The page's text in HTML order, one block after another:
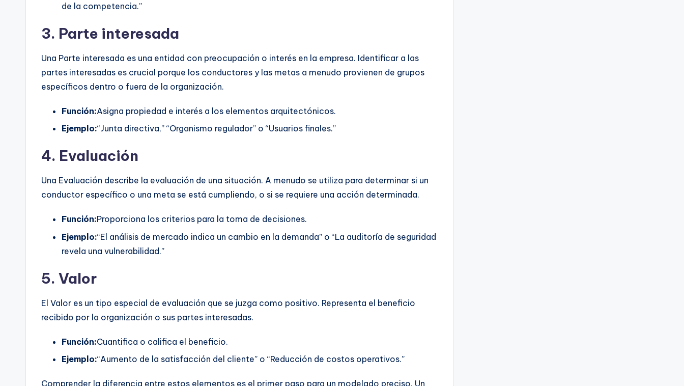
de la competencia.”
3. Parte interesada
Una Parte interesada es una entidad con preocupación o interés en la empresa. Identificar a las
partes interesadas es crucial porque los conductores y las metas a menudo provienen de grupos
específicos dentro o fuera de la organización.
Función:Asigna propiedad e interés a los elementos arquitectónicos.
Ejemplo:“Junta directiva,” “Organismo regulador” o “Usuarios finales.”
4. Evaluación
Una Evaluación describe la evaluación de una situación. A menudo se utiliza para determinar si un
conductor específico o una meta se está cumpliendo, o si se requiere una acción determinada.
Función:Proporciona los criterios para la toma de decisiones.
Ejemplo:“El análisis de mercado indica un cambio en la demanda” o “La auditoría de seguridad
revela una vulnerabilidad.”
5. Valor
El Valor es un tipo especial de evaluación que se juzga como positivo. Representa el beneficio
recibido por la organización o sus partes interesadas.
Función:Cuantifica o califica el beneficio.
Ejemplo:“Aumento de la satisfacción del cliente” o “Reducción de costos operativos.”
Comprender la diferencia entre estos elementos es el primer paso para un modelado preciso. Un